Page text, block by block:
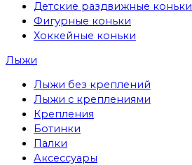
Детские раздвижные коньки
Фигурные коньки
Хоккейные коньки
Лыжи
Лыжи без креплений
Лыжи с креплениями
Крепления
Ботинки
Палки
Аксессуары